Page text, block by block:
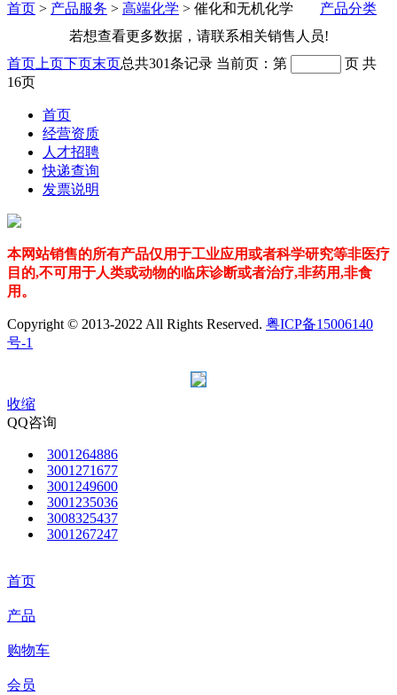
产品分类
首页 > 产品服务 > 高端化学 > 催化和无机化学
若想查看更多数据，请联系相关销售人员!
首页 上页下页末页总共301条记录 当前页：第 页 共
16页
首页
经营资质
人才招聘
快递查询
发票说明
本网站销售的所有产品仅用于工业应用或者科学研究等非医疗
目的,不可用于人类或动物的临床诊断或者治疗,非药用,非食
用。
Copyright © 2013-2022 All Rights Reserved. 粤ICP备15006140
号-1
收缩
QQ咨询
3001264886
3001271677
3001249600
3001235036
3008325437
3001267247
首页
产品
购物车
会员